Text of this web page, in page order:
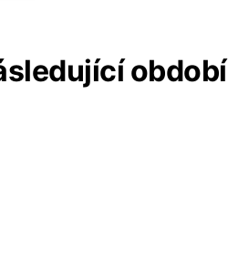
období